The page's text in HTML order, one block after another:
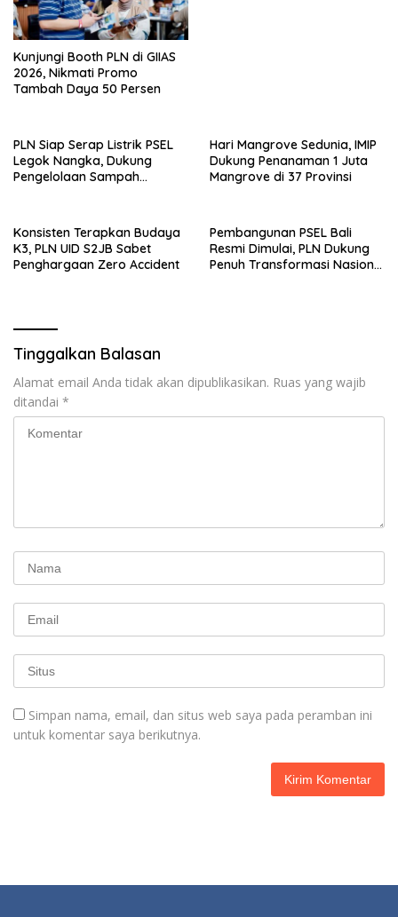
Kunjungi Booth PLN di GIIAS
2026, Nikmati Promo
Tambah Daya 50 Persen
PLN Siap Serap Listrik PSEL
Legok Nangka, Dukung
Pengelolaan Sampah
Hari Mangrove Sedunia, IMIP
Dukung Penanaman 1 Juta
Mangrove di 37 Provinsi
Konsisten Terapkan Budaya
K3, PLN UID S2JB Sabet
Penghargaan Zero Accident
Pembangunan PSEL Bali
Resmi Dimulai, PLN Dukung
Penuh Transformasi Nasional
Tinggalkan Balasan
Alamat email Anda tidak akan dipublikasikan. Ruas yang wajib
ditandai *
Simpan nama, email, dan situs web saya pada peramban ini
untuk komentar saya berikutnya.